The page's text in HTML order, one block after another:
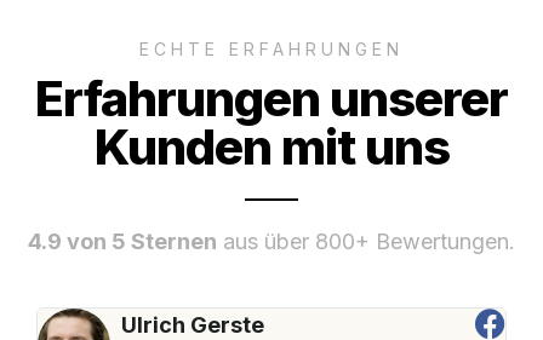
ECHTE ERFAHRUNGEN
Erfahrungen unserer
Kunden mit uns
4.9 von 5 Sternen aus über 800+ Bewertungen.
Ulrich Gerste